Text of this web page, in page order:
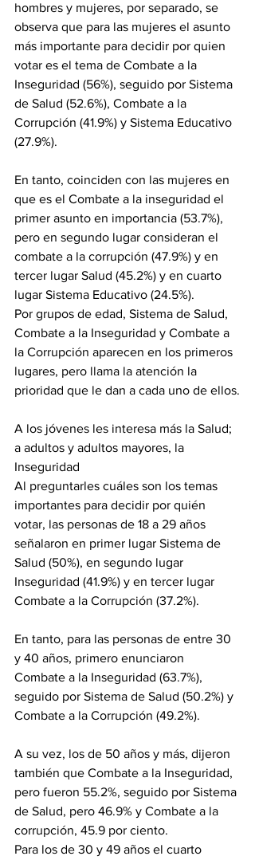
hombres y mujeres, por separado, se
observa que para las mujeres el asunto
más importante para decidir por quien
votar es el tema de Combate a la
Inseguridad (56%), seguido por Sistema
de Salud (52.6%), Combate a la
Corrupción (41.9%) y Sistema Educativo
(27.9%).
En tanto, coinciden con las mujeres en
que es el Combate a la inseguridad el
primer asunto en importancia (53.7%),
pero en segundo lugar consideran el
combate a la corrupción (47.9%) y en
tercer lugar Salud (45.2%) y en cuarto
lugar Sistema Educativo (24.5%).
Por grupos de edad, Sistema de Salud,
Combate a la Inseguridad y Combate a
la Corrupción aparecen en los primeros
lugares, pero llama la atención la
prioridad que le dan a cada uno de ellos.
A los jóvenes les interesa más la Salud;
a adultos y adultos mayores, la
Inseguridad
Al preguntarles cuáles son los temas
importantes para decidir por quién
votar, las personas de 18 a 29 años
señalaron en primer lugar Sistema de
Salud (50%), en segundo lugar
Inseguridad (41.9%) y en tercer lugar
Combate a la Corrupción (37.2%).
En tanto, para las personas de entre 30
y 40 años, primero enunciaron
Combate a la Inseguridad (63.7%),
seguido por Sistema de Salud (50.2%) y
Combate a la Corrupción (49.2%).
A su vez, los de 50 años y más, dijeron
también que Combate a la Inseguridad,
pero fueron 55.2%, seguido por Sistema
de Salud, pero 46.9% y Combate a la
corrupción, 45.9 por ciento.
Para los de 30 y 49 años el cuarto